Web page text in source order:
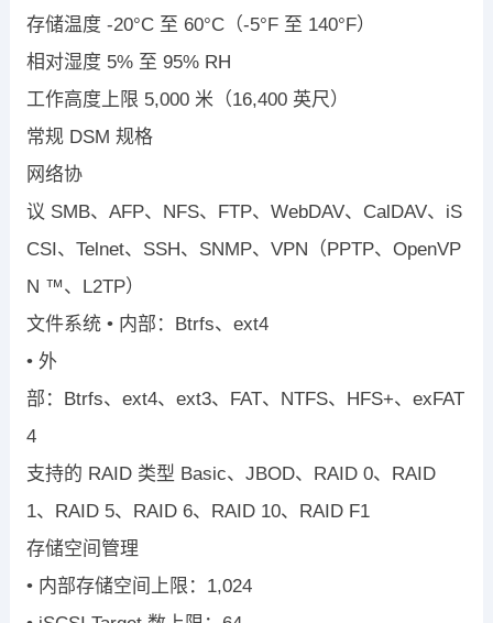
存储温度 -20°C 至 60°C（-5° F 至 140° F）
相对湿度 5% 至 95% RH
工作高度上限 5,000 米（16,400 英尺）
常规 DSM 规格
网络协
议 SMB、 AFP、 NFS、 FTP、 WebDAV、 CalDAV、 iS
CSI 、 Telnet、 SSH、 SNMP、 VPN （ PPTP、 OpenVP
N ™、 L2TP）
文件系统 • 内部： Btrfs、 ext4
• 外
部：
Btrfs、 ext4、 ext3、 FAT、 NTFS、 HFS+、 exFAT
4
支持的 RAID 类型 Basic、 JBOD、 RAID 0、
RAID
1、 RAID 5、 RAID 6、 RAID 10、
RAID F1
存储空间管理
• 内部存储空间上限： 1,024